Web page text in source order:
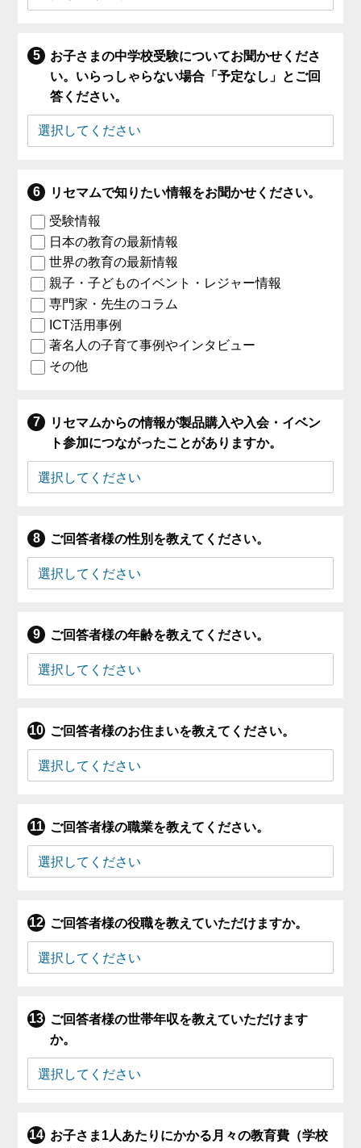
お子さまの中学校受験についてお聞かせくださ
い。いらっしゃらない場合「予定なし」とご回
答ください。
リセマムで知りたい情報をお聞かせください。
受験情報
日本の教育の最新情報
世界の教育の最新情報
親子・子どものイベント・レジャー情報
専門家・先生のコラム
ICT活用事例
著名人の子育て事例やインタビュー
その他
リセマムからの情報が製品購入や入会・イベン
ト参加につながったことがありますか。
ご回答者様の性別を教えてください。
ご回答者様の年齢を教えてください。
ご回答者様のお住まいを教えてください。
ご回答者様の職業を教えてください。
ご回答者様の役職を教えていただけますか。
ご回答者様の世帯年収を教えていただけます
か。
お子さま1人あたりにかかる月々の教育費（学校